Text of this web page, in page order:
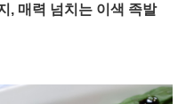
, 매력 넘치는 이색 족발